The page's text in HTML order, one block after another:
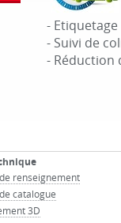
-
- Suivi de
- Réduction
renseignement
catalogue
3D